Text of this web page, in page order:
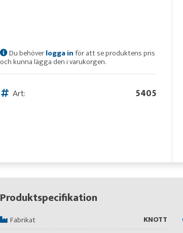
Du behöverlogga inför att se produktens pris
och kunna lägga den i varukorgen.
Art: 5405
Produktspecifikation
Fabrikat KNOTT